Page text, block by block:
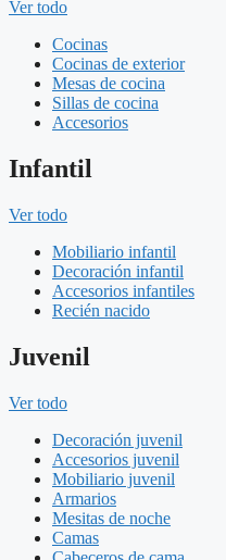
Ver todo
Cocinas
Cocinas de exterior
Mesas de cocina
Sillas de cocina
Accesorios
Infantil
Ver todo
Mobiliario infantil
Decoración infantil
Accesorios infantiles
Recién nacido
Juvenil
Ver todo
Decoración juvenil
Accesorios juvenil
Mobiliario juvenil
Armarios
Mesitas de noche
Camas